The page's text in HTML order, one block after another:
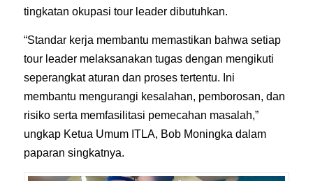
tingkatan okupasi tour leader dibutuhkan.
“Standar kerja membantu memastikan bahwa setiap
tour leader melaksanakan tugas dengan mengikuti
seperangkat aturan dan proses tertentu. Ini
membantu mengurangi kesalahan, pemborosan, dan
risiko serta memfasilitasi pemecahan masalah,”
ungkap Ketua Umum ITLA, Bob Moningka dalam
paparan singkatnya.